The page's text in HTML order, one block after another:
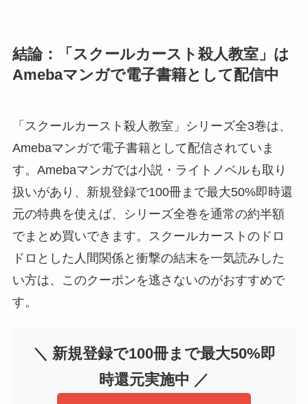
結論：「スクールカースト殺人教室」は
Amebaマンガで電子書籍として配信中
「スクールカースト殺人教室」シリーズ全3巻は、
Amebaマンガで電子書籍として配信されていま
す。Amebaマンガでは小説・ライトノベルも取り
扱いがあり、新規登録で100冊まで最大50%即時還
元の特典を使えば、シリーズ全巻を通常の約半額
でまとめ買いできます。スクールカーストのドロ
ドロとした人間関係と衝撃の結末を一気読みした
い方は、このクーポンを逃さないのがおすすめで
す。
＼ 新規登録で100冊まで最大50%即
時還元実施中 ／